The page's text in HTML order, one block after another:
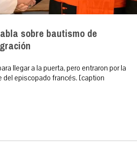
sobre bautismo de
llegar a la puerta, pero entraron por la
del episcopado francés. [caption